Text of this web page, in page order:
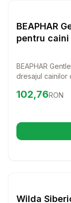
BEAPHAR
pentru
BEAPHAR
dresajul cainilor
la reducerea
Preț: 102.76
102,76RON
Wilda